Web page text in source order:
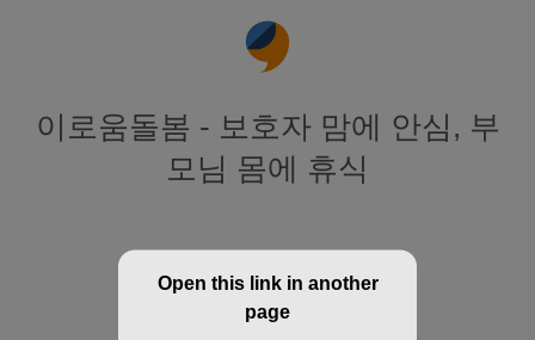
이로움돌봄 - 보호자 맘에 안심, 부
모님 몸에 휴식